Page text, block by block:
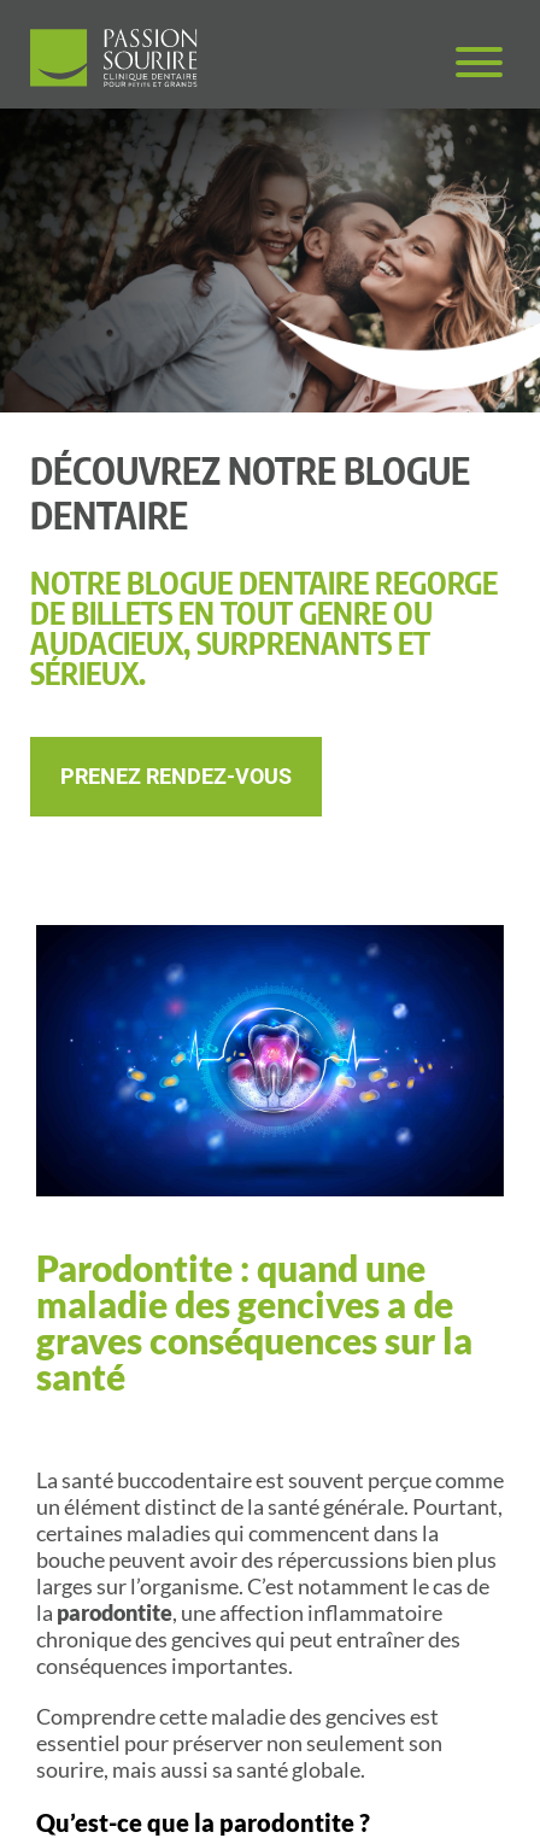
DÉCOUVREZ NOTRE BLOGUE
DENTAIRE
NOTRE BLOGUE DENTAIRE REGORGE
DE BILLETS EN TOUT GENRE OU
AUDACIEUX, SURPRENANTS ET
SÉRIEUX.
PRENEZ RENDEZ-VOUS
Parodontite : quand une
maladie des gencives a de
graves conséquences sur la
santé
La santé buccodentaire est souvent perçue comme
un élément distinct de la santé générale. Pourtant,
certaines maladies qui commencent dans la
bouche peuvent avoir des répercussions bien plus
larges sur l’organisme. C’est notamment le cas de
la parodontite, une affection inflammatoire
chronique des gencives qui peut entraîner des
conséquences importantes.
Comprendre cette maladie des gencives est
essentiel pour préserver non seulement son
sourire, mais aussi sa santé globale.
Qu’est-ce que la parodontite ?